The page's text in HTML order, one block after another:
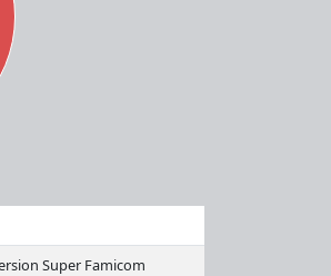
Super Famicom